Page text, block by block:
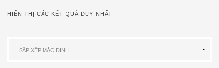
HIỂN THỊ CÁC KẾT QUẢ DUY NHẤT